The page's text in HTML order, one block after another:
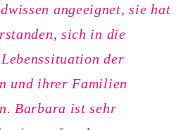
angeeignet, sie hat
sich in die
der
und ihrer Familien
Barbara ist sehr